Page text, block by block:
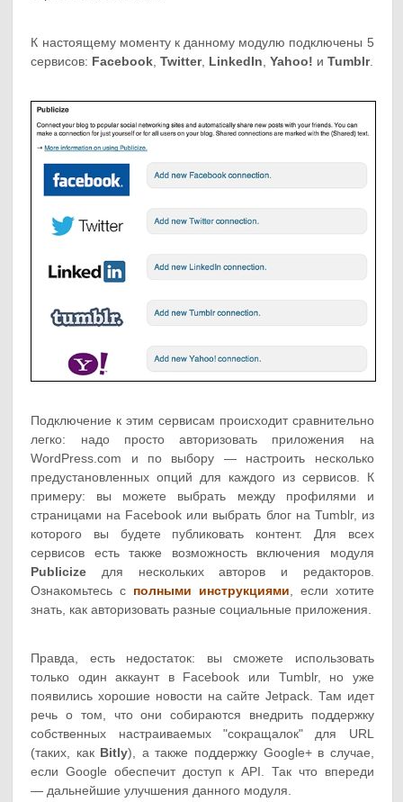
К настоящему моменту к данному модулю подключены 5
сервисов: Facebook ,Twitter, LinkedIn ,Yahoo! иTumblr.
Подключение к этим сервисам происходит сравнительно
легко: надо просто авторизовать приложения на
WordPress.com и по выбору — настроить несколько
предустановленных опций для каждого из сервисов. К
примеру: вы можете выбрать между профилями и
страницами на Facebook или выбрать блог на Tumblr, из
которого вы будете публиковать контент. Для всех
сервисов есть также возможность включения модуля
Publicize для нескольких авторов и редакторов.
Ознакомьтесь с полными инструкциями , если хотите
знать, как авторизовать разные социальные приложения.
Правда, есть недостаток: вы сможете использовать
только один аккаунт в Facebook или Tumblr, но уже
появились хорошие новости на сайте Jetpack. Там идет
речь о том, что они собираются внедрить поддержку
собственных настраиваемых "сокращалок" для URL
(таких, как Bitly), а также поддержку Google+ в случае,
если Google обеспечит доступ к API. Так что впереди
— дальнейшие улучшения данного модуля.